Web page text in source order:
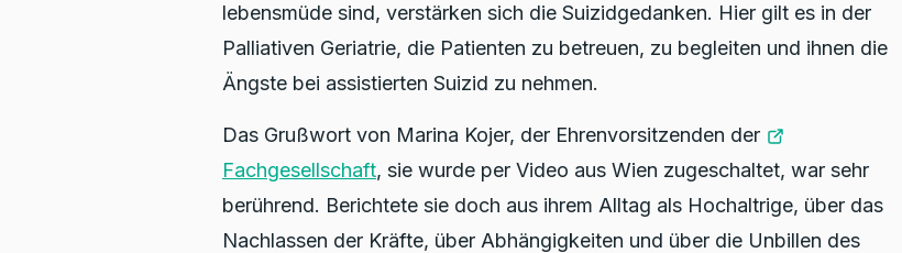
lebensmüde sind, verstärken sich die Suizidgedanken. Hier gilt es in der
Palliativen Geriatrie, die Patienten zu betreuen, zu begleiten und ihnen die
Ängste bei assistierten Suizid zu nehmen.
Das Grußwort von Marina Kojer, der Ehrenvorsitzenden der
Fachgesellschaft, sie wurde per Video aus Wien zugeschaltet, war sehr
berührend. Berichtete sie doch aus ihrem Alltag als Hochaltrige, über das
Nachlassen der Kräfte, über Abhängigkeiten und über die Unbillen des